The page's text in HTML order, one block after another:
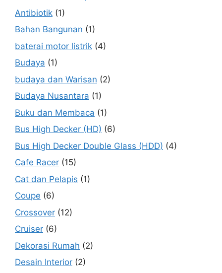
Antibiotik (1)
Bahan Bangunan (1)
baterai motor listrik (4)
Budaya (1)
budaya dan Warisan (2)
Budaya Nusantara (1)
Buku dan Membaca (1)
Bus High Decker (HD) (6)
Bus High Decker Double Glass (HDD) (4)
Cafe Racer (15)
Cat dan Pelapis (1)
Coupe (6)
Crossover (12)
Cruiser (6)
Dekorasi Rumah (2)
Desain Interior (2)